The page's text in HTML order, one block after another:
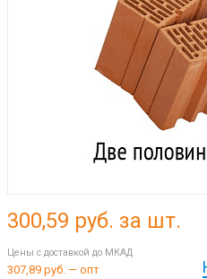
300,59 руб. за шт.
Цены с доставкой до МКАД
307,89 руб. — опт